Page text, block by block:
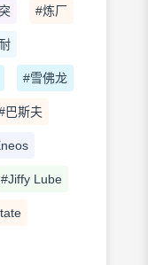
#炼厂
#雪佛龙
巴斯夫
#Jiffy Lube